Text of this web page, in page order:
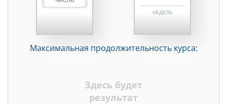
НЕДЕЛЬ
ДНЕЙ
Максимальная продолжительность курса:
Здесь будет
результат